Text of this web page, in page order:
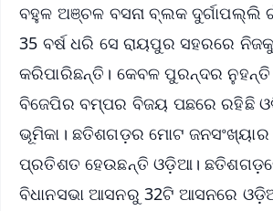
ବହୁଳ ଅଞ୍ଚଳ ବସନା ବ୍ଲକ ଦୁର୍ଗାପଲ୍ଲି
35 ବର୍ଷ ଧରି ସେ ରାୟପୁର ସହରରେ
କରିପାରିଛନ୍ତି। କେବଳ ପୁରନ୍ଦର
ବିଜେପିର ବମ୍ପର ବିଜୟ ପଛରେ ରହିଛି
ଭୂମିକା। ଛତିଶଗଡ଼ର ମୋଟ ଜନସଂଖ୍ୟାର
ପ୍ରତିଶତ ହେଉଛନ୍ତି ଓଡ଼ିଆ।
ବିଧାନସଭା ଆସନରୁ 32ଟି ଆସନରେ